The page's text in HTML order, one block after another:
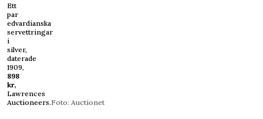
Ett
par
edvardianska
servettringar
i
silver,
daterade
1909,
898
kr,
Lawrences
Auctioneers.Foto: Auctionet